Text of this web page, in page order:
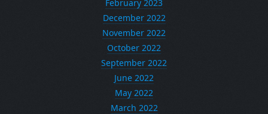
February 2023
December 2022
November 2022
October 2022
September 2022
June 2022
May 2022
March 2022